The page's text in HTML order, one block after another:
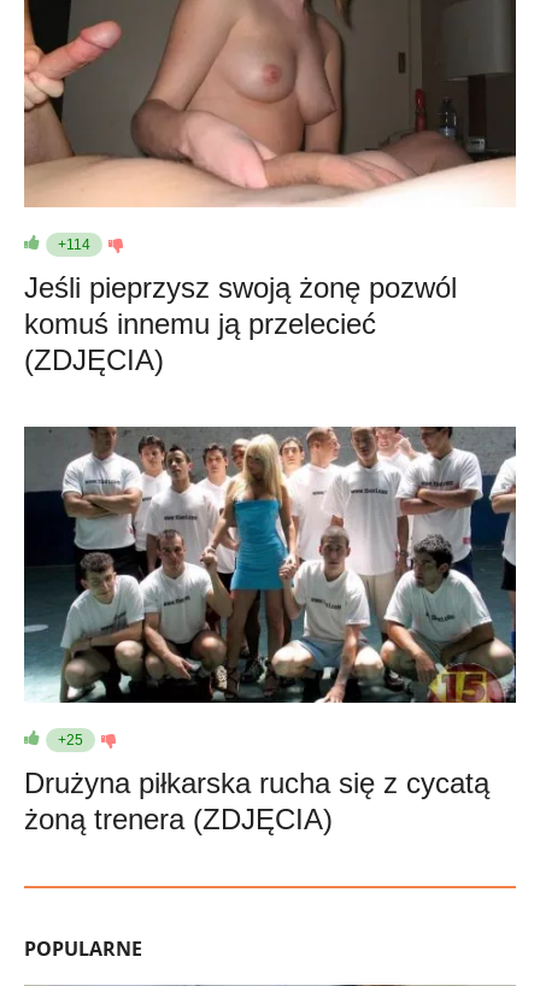
+114
Jeśli pieprzysz swoją żonę pozwól
komuś innemu ją przelecieć
(ZDJĘCIA)
+25
Drużyna piłkarska rucha się z cycatą
żoną trenera (ZDJĘCIA)
POPULARNE